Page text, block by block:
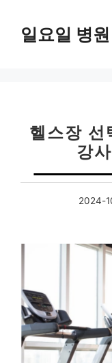
일요일 병원
헬스장 선
강
2024-